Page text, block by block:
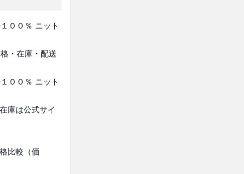
００％ ニット
・在庫・配送
００％ ニット
庫は公式サイ
比較（価